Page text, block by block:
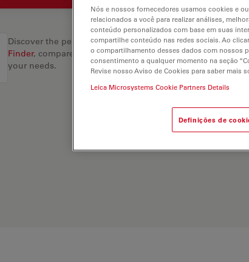
Discover the perfect solution. Explore ourObjective
Finder, compare alternatives, and find the best fit for
your needs.
Nós e nossos fornecedores usamos cookies e
relacionados a você para realizar análises,
conteúdo personalizados com base em suas
compartilhe conteúdo nas redes sociais. Ao
o compartilhamento desses dados com nossos
consentimento a qualquer momento na seção
Revise nosso Aviso de Cookies para saber mais
Leica Microsystems Cookie Partners Details
Definições de